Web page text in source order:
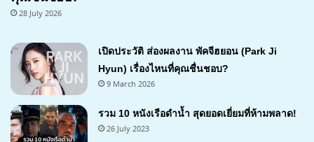
28 July 2026
เปิดประวัติ ส่องผลงาน พัคจีฮยอน (Park Ji
Hyun) เรื่องไหนที่คุณชื่นชอบ?
9 March 2026
รวม 10 หนังเรือดำน้ำ สุดยอดเยี่ยมที่ห้ามพลาด!
26 July 2023